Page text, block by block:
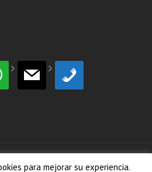
mail phone
para mejorar su experiencia.